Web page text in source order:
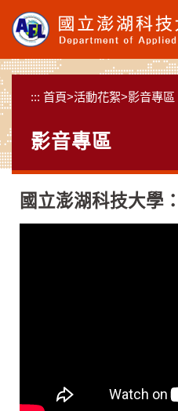
要
內
容
塊
::: 首頁>活動花絮>影音專區
影音專區
國立澎湖科技大學